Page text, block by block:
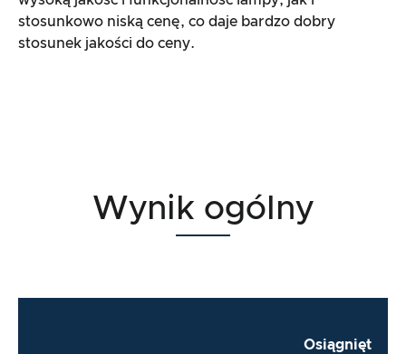
stosunkowo niską cenę, co daje bardzo dobry
stosunek jakości do ceny.
Wynik ogólny
Osiągnięt